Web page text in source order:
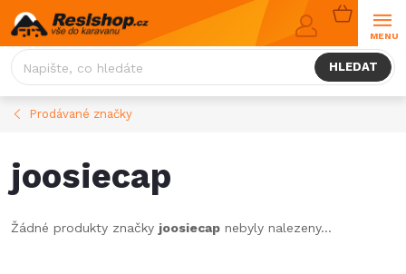
Přejít
na
obsah
HLEDAT
NÁKUPNÍ
KOŠÍK
Prodávané značky
joosiecap
Žádné produkty značky joosiecap nebyly nalezeny...